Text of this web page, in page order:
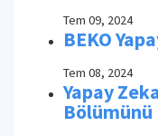
Tem 09, 2024
BEKO
Tem 08, 2024
Yapay